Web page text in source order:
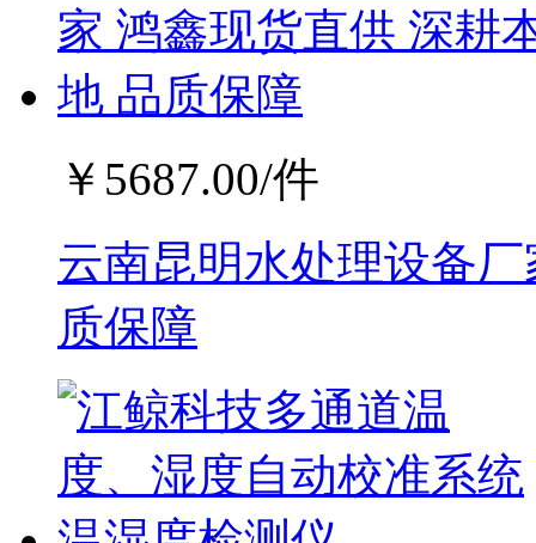
￥ 5687.00/件
云南昆明水处理设备
质保障